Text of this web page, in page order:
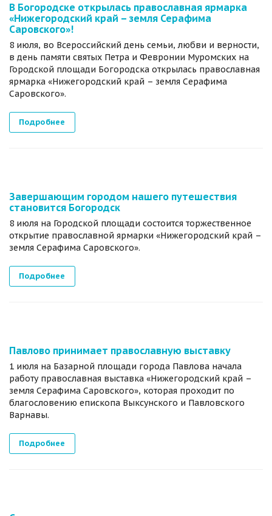
В Богородске открылась православная ярмарка
«Нижегородский край – земля Серафима
Саровского»!
8 июля, во Всероссийский день семьи, любви и верности,
в день памяти святых Петра и Февронии Муромских на
Городской площади Богородска открылась православная
ярмарка «Нижегородский край – земля Серафима
Саровского».
Подробнее
Завершающим городом нашего путешествия
становится Богородск
8 июля на Городской площади состоится торжественное
открытие православной ярмарки «Нижегородский край –
земля Серафима Саровского».
Подробнее
Павлово принимает православную выставку
1 июля на Базарной площади города Павлова начала
работу православная выставка «Нижегородский край –
земля Серафима Саровского», которая проходит по
благословению епископа Выксунского и Павловского
Варнавы.
Подробнее